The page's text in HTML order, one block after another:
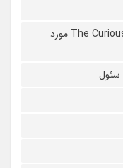
دانلود فیلم The Curious Case of Dolphin Bay 2022 مورد